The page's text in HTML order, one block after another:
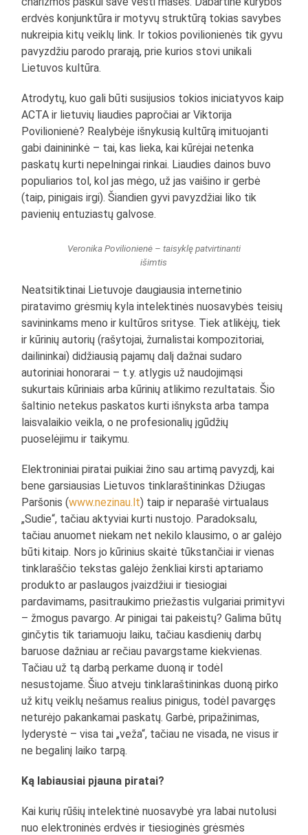
erdvės konjunktūra ir motyvų struktūrą tokias savybes
nukreipia kitų veiklų link. Ir tokios povilionienės tik gyvu
pavyzdžiu parodo prarają, prie kurios stovi unikali
Lietuvos kultūra.
Atrodytų, kuo gali būti susijusios tokios iniciatyvos kaip
ACTA ir lietuvių liaudies papročiai ar Viktorija
Povilionienė? Realybėje išnykusią kultūrą imituojanti
gabi dainininkė – tai, kas lieka, kai kūrėjai netenka
paskatų kurti nepelningai rinkai. Liaudies dainos buvo
populiarios tol, kol jas mėgo, už jas vaišino ir gerbė
(taip, pinigais irgi). Šiandien gyvi pavyzdžiai liko tik
pavienių entuziastų galvose.
Veronika Povilionienė – taisyklę patvirtinanti
išimtis
Neatsitiktinai Lietuvoje daugiausia internetinio
piratavimo grėsmių kyla intelektinės nuosavybės teisių
savininkams meno ir kultūros srityse. Tiek atlikėjų, tiek
ir kūrinių autorių (rašytojai, žurnalistai kompozitoriai,
dailininkai) didžiausią pajamų dalį dažnai sudaro
autoriniai honorarai – t.y. atlygis už naudojimąsi
sukurtais kūriniais arba kūrinių atlikimo rezultatais. Šio
šaltinio netekus paskatos kurti išnyksta arba tampa
laisvalaikio veikla, o ne profesionalių įgūdžių
puoselėjimu ir taikymu.
Elektroniniai piratai puikiai žino sau artimą pavyzdį, kai
bene garsiausias Lietuvos tinklaraštininkas Džiugas
Paršonis (www.nezinau.lt) taip ir neparašė virtualaus
„Sudie“, tačiau aktyviai kurti nustojo. Paradoksalu,
tačiau anuomet niekam net nekilo klausimo, o ar galėjo
būti kitaip. Nors jo kūrinius skaitė tūkstančiai ir vienas
tinklaraščio tekstas galėjo ženkliai kirsti aptariamo
produkto ar paslaugos įvaizdžiui ir tiesiogiai
pardavimams, pasitraukimo priežastis vulgariai primityvi
– žmogus pavargo. Ar pinigai tai pakeistų? Galima būtų
ginčytis tik tariamuoju laiku, tačiau kasdienių darbų
baruose dažniau ar rečiau pavargstame kiekvienas.
Tačiau už tą darbą perkame duoną ir todėl
nesustojame. Šiuo atveju tinklaraštininkas duoną pirko
už kitų veiklų nešamus realius pinigus, todėl pavargęs
neturėjo pakankamai paskatų. Garbė, pripažinimas,
lyderystė – visa tai „veža“, tačiau ne visada, ne visus ir
ne begalinį laiko tarpą.
Ką labiausiai pjauna piratai?
Kai kurių rūšių intelektinė nuosavybė yra labai nutolusi
nuo elektroninės erdvės ir tiesioginės grėsmės